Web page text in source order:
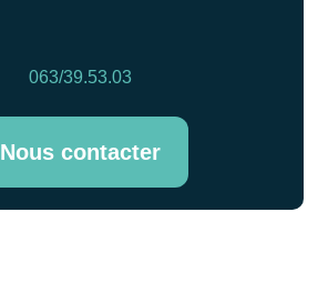
063/39.53.03
Nous contacter